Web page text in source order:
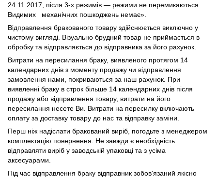
24.11.2017, після 3-х режимів — режими не перемикаються.
Видимих механічних пошкоджень немає».
Відправлення бракованого товару здійснюється виключно у
чистому вигляді. Візуально брудний товар не приймається в
обробку та відправляється до відправника за його рахунок.
Витрати на пересилання браку, виявленого протягом 14
календарних днів з моменту продажу чи відправлення
замовлення нами, покриваються за наш рахунок. При
виявленні браку в строк більше 14 календарних днів після
продажу або відправлення товару, витрати на його
пересилання несете Ви. Витрати на пересилку включають
оплату за доставку товару до нас та відправку заміни.
Перш ніж надіслати бракований виріб, погодьте з менеджером
комплектацію повернення. Не завжди є необхідність
відправляти виріб у заводській упаковці та з усіма
аксесуарами.
Під час відправлення браку відправник зобов'язаний якісно